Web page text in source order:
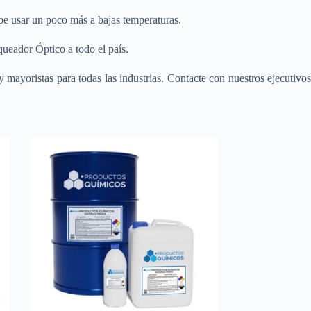
usar un poco más a bajas temperaturas.
Óptico a todo el país.
para todas las industrias. Contacte con nuestros ejecutivos